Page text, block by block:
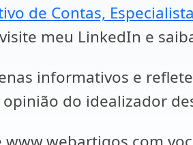
de Contas,
meu LinkedIn e
informativos e
do idealizador